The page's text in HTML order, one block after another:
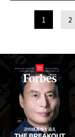
1 2